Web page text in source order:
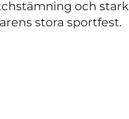
och stark
stora sportfest.